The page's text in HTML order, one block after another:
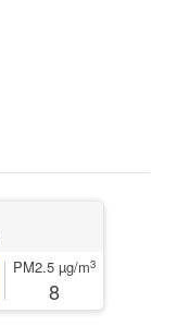
PM2.5 µg/m3
8